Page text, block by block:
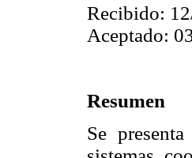
Recibido:
Aceptado:
Resumen
Se